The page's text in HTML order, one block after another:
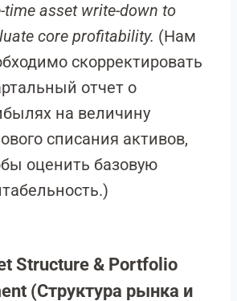
time asset write-down to
core profitability. (Нам
скорректировать
отчет о
на величину
списания активов,
оценить базовую
Structure & Portfolio
(Структура рынка и